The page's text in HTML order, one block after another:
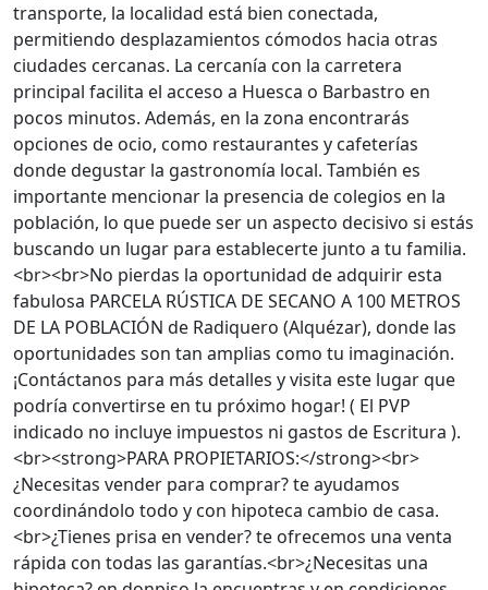
transporte, la localidad está bien conectada,
permitiendo desplazamientos cómodos hacia otras
ciudades cercanas. La cercanía con la carretera
principal facilita el acceso a Huesca o Barbastro en
pocos minutos. Además, en la zona encontrarás
opciones de ocio, como restaurantes y cafeterías
donde degustar la gastronomía local. También es
importante mencionar la presencia de colegios en la
población, lo que puede ser un aspecto decisivo si estás
buscando un lugar para establecerte junto a tu familia.
<br><br>No pierdas la oportunidad de adquirir esta
fabulosa PARCELA RÚSTICA DE SECANO A 100 METROS
DE LA POBLACIÓN de Radiquero (Alquézar), donde las
oportunidades son tan amplias como tu imaginación.
¡Contáctanos para más detalles y visita este lugar que
podría convertirse en tu próximo hogar! ( El PVP
indicado no incluye impuestos ni gastos de Escritura ).
<br><strong>PARA PROPIETARIOS:</strong><br>
¿Necesitas vender para comprar? te ayudamos
coordinándolo todo y con hipoteca cambio de casa.
<br>¿Tienes prisa en vender? te ofrecemos una venta
rápida con todas las garantías.<br>¿Necesitas una